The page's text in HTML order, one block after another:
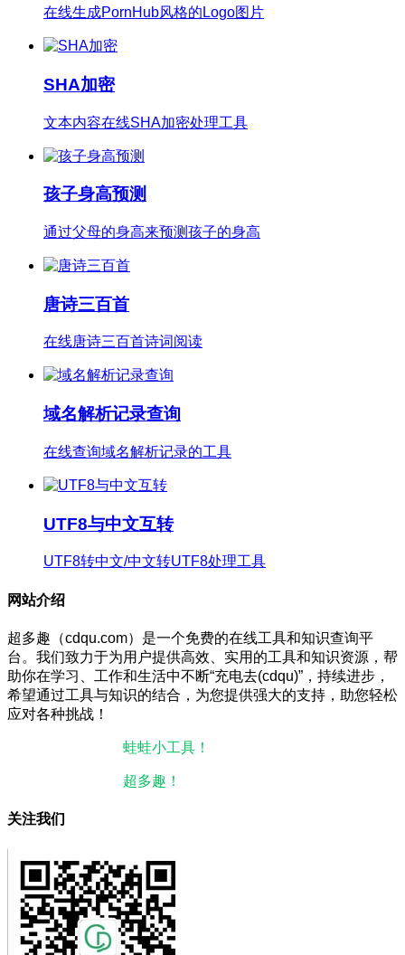
在线生成PornHub风格的Logo图片
SHA加密
文本内容在线SHA加密处理工具
孩子身高预测
通过父母的身高来预测孩子的身高
唐诗三百首
在线唐诗三百首诗词阅读
域名解析记录查询
在线查询域名解析记录的工具
UTF8与中文互转
UTF8转中文/中文转UTF8处理工具
网站介绍
超多趣（cdqu.com）是一个免费的在线工具和知识查询平
台。我们致力于为用户提供高效、实用的工具和知识资源，帮
助你在学习、工作和生活中不断“充电去(cdqu)”，持续进步，
希望通过工具与知识的结合，为您提供强大的支持，助您轻松
应对各种挑战！
蛙蛙小工具！
超多趣！
关注我们